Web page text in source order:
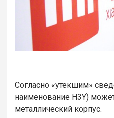
Согласно «утекшим»
наименование H3Y)
металлический корпус.